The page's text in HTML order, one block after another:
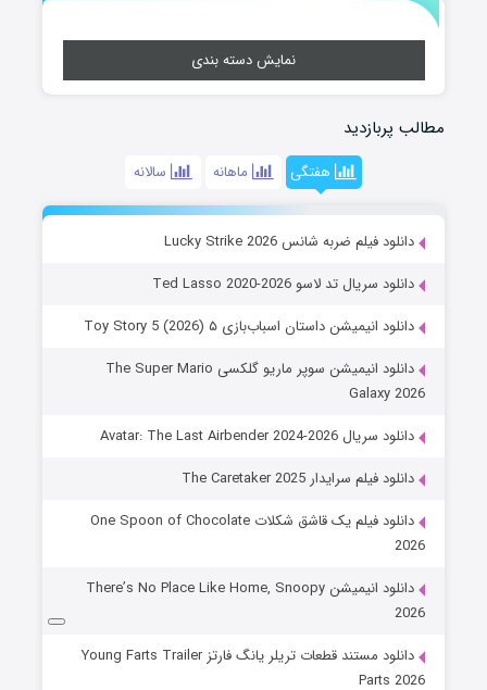
نمایش دسته بندی
مطالب پربازدید
هفتگی ماهانه سالانه
دانلود فیلم ضربه شانس Lucky Strike 2026
دانلود سریال تد لاسو Ted Lasso 2020-2026
دانلود انیمیشن داستان اسباب‌بازی ۵ Toy Story 5 (2026)
دانلود انیمیشن سوپر ماریو گلکسی The Super Mario
Galaxy 2026
دانلود سریال Avatar: The Last Airbender 2024-2026
دانلود فیلم سرایدار The Caretaker 2025
دانلود فیلم یک قاشق شکلات One Spoon of Chocolate
2026
دانلود انیمیشن There’s No Place Like Home, Snoopy
2026
دانلود مستند قطعات تریلر یانگ فارتز Young Farts Trailer
Parts 2026